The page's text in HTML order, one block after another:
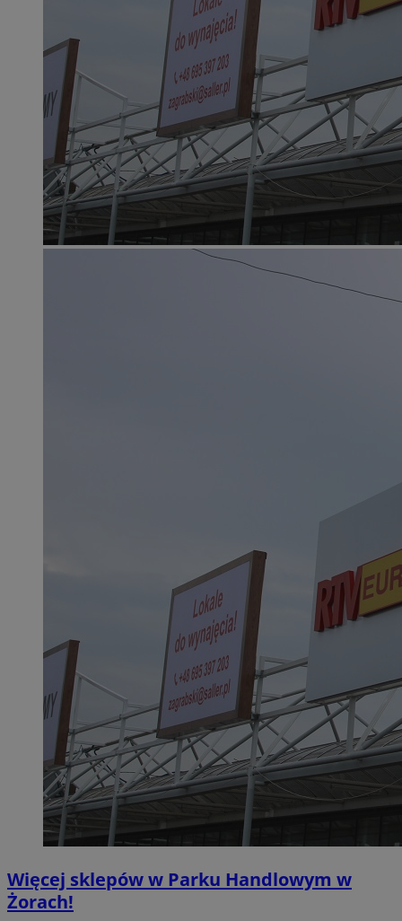
Więcej sklepów w Parku Handlowym w
Żorach!